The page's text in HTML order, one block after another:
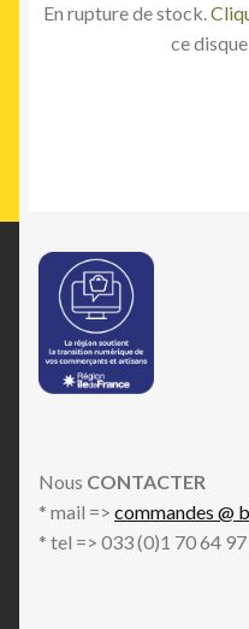
En rupture de stock.
ce
Nous CONTACTER
* mail => commandes @
* tel => 033 (0)1 70 64